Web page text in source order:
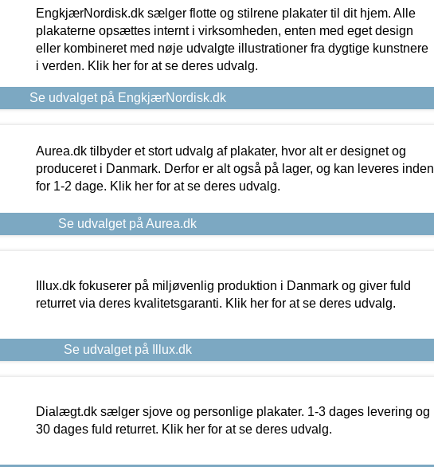
EngkjærNordisk.dk sælger flotte og stilrene plakater til dit hjem. Alle
plakaterne opsættes internt i virksomheden, enten med eget design
eller kombineret med nøje udvalgte illustrationer fra dygtige kunstnere
i verden. Klik her for at se deres udvalg.
Se udvalget på EngkjærNordisk.dk
Aurea.dk tilbyder et stort udvalg af plakater, hvor alt er designet og
produceret i Danmark. Derfor er alt også på lager, og kan leveres inden
for 1-2 dage. Klik her for at se deres udvalg.
Se udvalget på Aurea.dk
Illux.dk fokuserer på miljøvenlig produktion i Danmark og giver fuld
returret via deres kvalitetsgaranti. Klik her for at se deres udvalg.
Se udvalget på Illux.dk
Dialægt.dk sælger sjove og personlige plakater. 1-3 dages levering og
30 dages fuld returret. Klik her for at se deres udvalg.